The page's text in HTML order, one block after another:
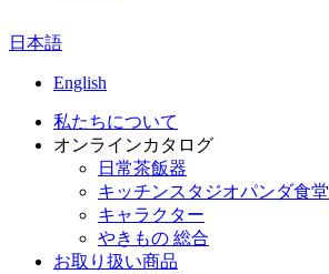
日本語
English
私たちについて
オンラインカタログ
日常茶飯器
キッチンスタジオパンダ食堂
キャラクター
やきもの 総合
お取り扱い商品